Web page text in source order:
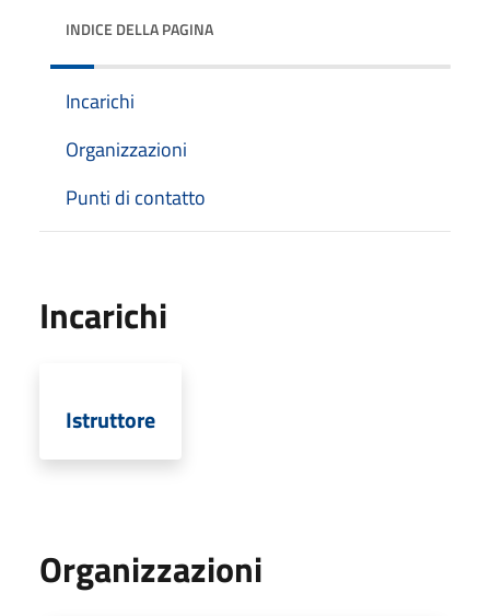
INDICE DELLA PAGINA
Incarichi
Organizzazioni
Punti di contatto
Incarichi
Istruttore
Organizzazioni